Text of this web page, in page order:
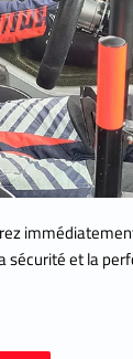
sécurité et la